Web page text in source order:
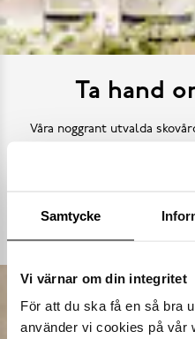
Samtycke
Vi värnar om din integritet
För att du ska få en så bra
använder vi cookies på vår
Ta hand
Våra noggrant utvalda
deras ursprungliga skönhet.